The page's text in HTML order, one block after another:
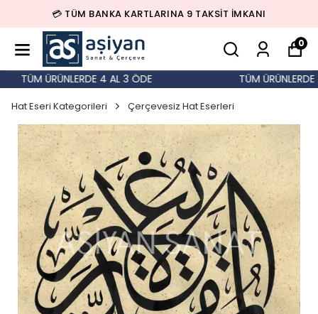
💳 TÜM BANKA KARTLARINA 9 TAKSİT İMKANI
0
TÜM ÜRÜNLERDE 4 AL 3 ÖDE TÜM ÜRÜNLERDE
Hat Eseri Kategorileri Çerçevesiz Hat Eserleri